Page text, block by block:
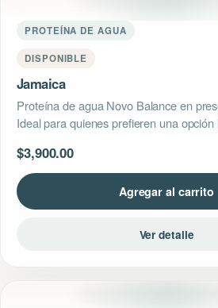
PROTEÍNA DE AGUA
DISPONIBLE
Jamaica
Proteína de agua Novo Balance en
Ideal para quienes prefieren una
$3,900.00
Agregar al carrito
Ver detalle